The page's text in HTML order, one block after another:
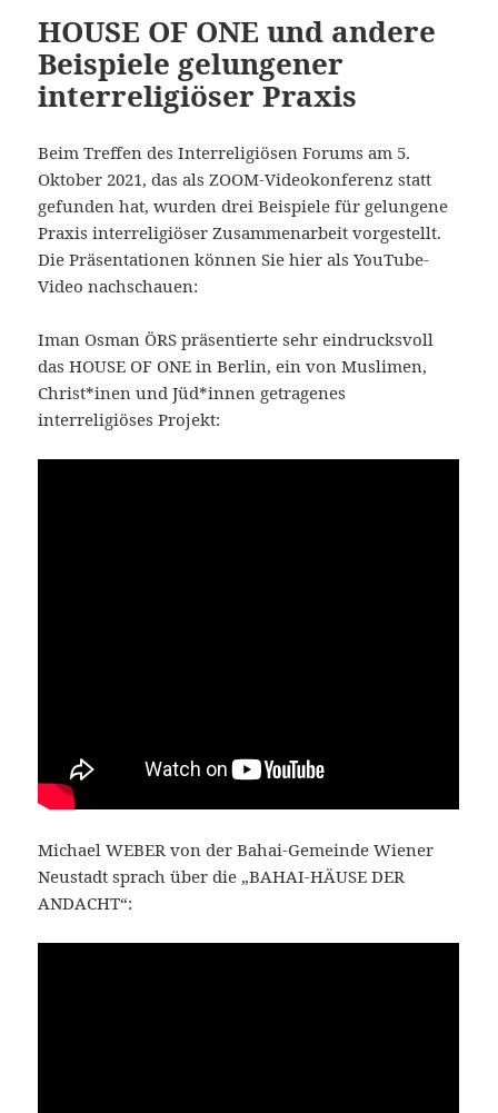
HOUSE OF ONE und andere
Beispiele gelungener
interreligiöser Praxis
Beim Treffen des Interreligiösen Forums am 5.
Oktober 2021, das als ZOOM-Videokonferenz statt
gefunden hat, wurden drei Beispiele für gelungene
Praxis interreligiöser Zusammenarbeit vorgestellt.
Die Präsentationen können Sie hier als YouTube-
Video nachschauen:
Iman Osman ÖRS präsentierte sehr eindrucksvoll
das HOUSE OF ONE in Berlin, ein von Muslimen,
Christ*inen und Jüd*innen getragenes
interreligiöses Projekt:
Michael WEBER von der Bahai-Gemeinde Wiener
Neustadt sprach über die „BAHAI-HÄUSE DER
ANDACHT“: